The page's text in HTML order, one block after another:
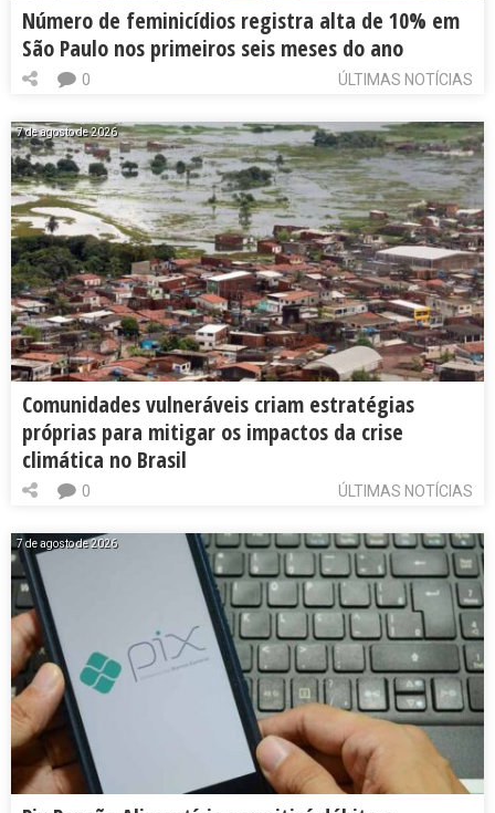
Número de feminicídios registra alta de 10% em
São Paulo nos primeiros seis meses do ano
ÚLTIMAS NOTÍCIAS
0
7 de agosto de 2026
Comunidades vulneráveis criam estratégias
próprias para mitigar os impactos da crise
climática no Brasil
ÚLTIMAS NOTÍCIAS
0
7 de agosto de 2026